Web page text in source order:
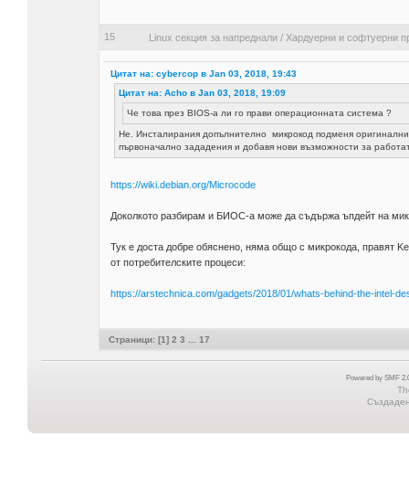
15 Linux секция за напреднали/ Хардуерни и софтуерни
Цитат на: cybercop в Jan 03, 2018, 19:43
Цитат на: Acho в Jan 03, 2018, 19:09
Че това през BIOS-а ли го прави операционната система ?
Не. Инсталирания допълнително микрокод подменя
първоначално зададения и добавя нови възможности за
https://wiki.debian.org/Microcode
Доколкото разбирам и БИОС-а може да съдържа ъпдейт на
Тук е доста добре обяснено, няма общо с микрокода, правят
от потребителските процеси:
https://arstechnica.com/gadgets/2018/01/whats-behind-the-intel-
Страници: [1] 2 3 17
Powered by SMF